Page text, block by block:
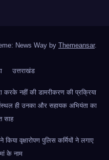
News Way by Themeansar.
उत्तराखंड
करके नहीं की डामरीकरण की प्रक्रिया
ही उनका और सहायक अभियंता का
साह
वृक्षारोपण पुलिस कर्मियों ने लगाए
मां के नाम